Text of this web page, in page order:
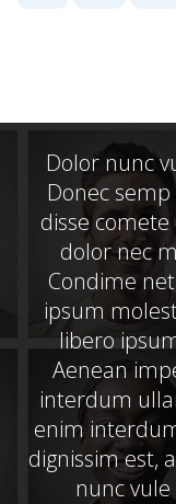
Facebook
on
Plus
Dolor nunc
Donec
disse
dolor nec
Condime
ipsum
libero
Aenean
interdum
enim
dignissim est,
nunc